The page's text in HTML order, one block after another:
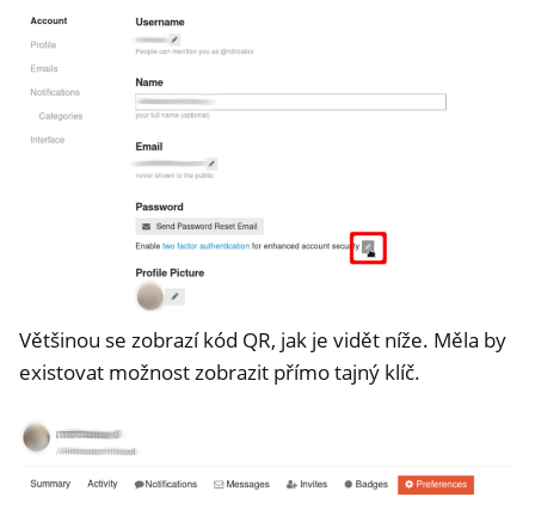
Většinou se zobrazí kód QR, jak je vidět níže. Měla by
existovat možnost zobrazit přímo tajný klíč.